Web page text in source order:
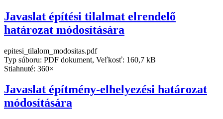
Javaslat építési tilalmat elrendelő
határozat módosítására
epitesi_tilalom_modositas.pdf
Typ súboru: PDF dokument, Veľkosť: 160,7 kB
Stiahnuté: 360×
Javaslat építmény-elhelyezési határozat
módosítására